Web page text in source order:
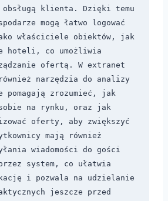
klienta. Dzięki temu
mogą łatwo logować
właściciele obiektów, jak
hoteli, co umożliwia
ofertą. W extranet
narzędzia do analizy
pomagają zrozumieć, jak
na rynku, oraz jak
oferty, aby zwiększyć
mają również
wiadomości do gości
system, co ułatwia
i pozwala na udzielanie
jeszcze przed